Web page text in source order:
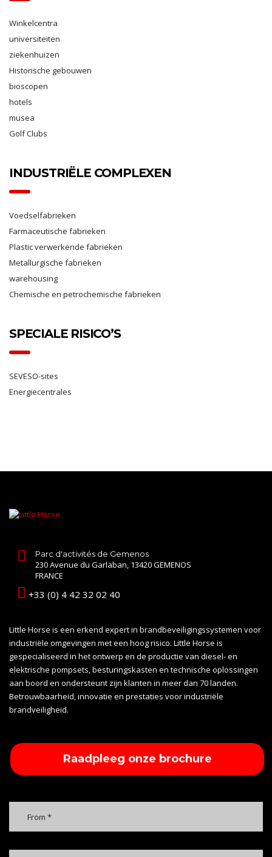
Winkelcentra
universiteiten
ziekenhuizen
Historische gebouwen
bioscopen
hotels
musea
Golf Clubs
INDUSTRIËLE COMPLEXEN
Voedselfabrieken
Farmaceutische fabrieken
Plastic verwerkende fabrieken
Metallurgische fabrieken
warehousing
Chemische en petrochemische fabrieken
SPECIALE RISICO’S
SEVESO-sites
Energiecentrales
Parc d'activités de Gemenos
230 Avenue du Garlaban, 13420 GEMENOS
FRANCE
+33 (0) 4 42 32 02 40
Little Horse is een erkend expert in brandbeveiligingssystemen voor
industriële omgevingen met een hoog risico. Little Horse is
gespecialiseerd in het ontwerp en de productie van diesel- en
elektrische pompsets, besturingskasten en technische oplossingen
aan boord en ondersteunt zijn klanten in meer dan 70 landen.
Betrouwbaarheid, innovatie en prestaties voor industriële
brandveiligheid.
Raadpleeg onze brochure